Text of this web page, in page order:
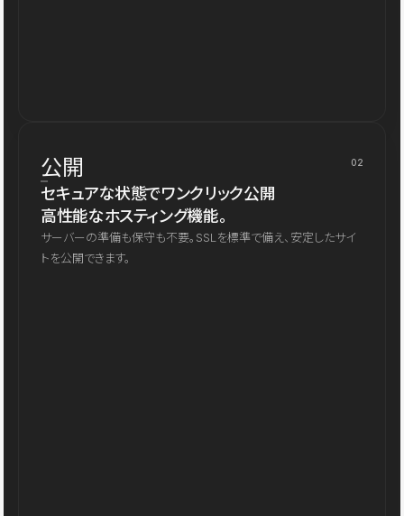
公開 02
セキュアな状態でワンクリック公開
高性能なホスティング機能。
サーバーの準備も保守も不要。SSLを標準で備え、安定したサイ
トを公開できます。